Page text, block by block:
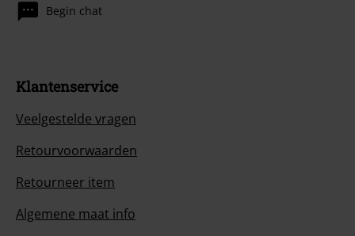
Begin chat
Klantenservice
Veelgestelde vragen
Retourvoorwaarden
Retourneer item
Algemene maat info